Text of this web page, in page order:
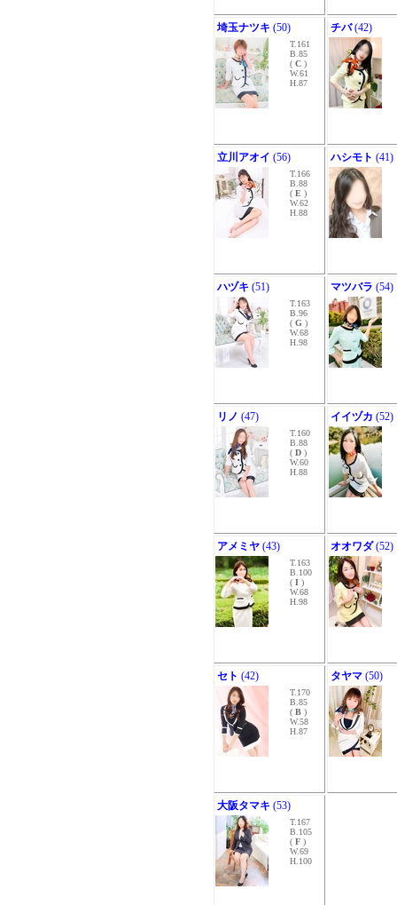
埼玉ナツキ (50)
T.161
B.85
( C )
W.61
H.87
チバ(42)
立川アオイ (56)
T.166
B.88
( E )
W.62
H.88
ハシモト (41)
ハヅキ (51)
T.163
B.96
( G )
W.68
H.98
マツバラ (54)
リノ (47)
T.160
B.88
( D )
W.60
H.88
イイヅカ (52)
アメミヤ (43)
T.163
B.100
( I )
W.68
H.98
オオワダ(52)
セト (42)
T.170
B.85
( B )
W.58
H.87
タヤマ (50)
大阪タマキ (53)
T.167
B.105
( F )
W.69
H.100